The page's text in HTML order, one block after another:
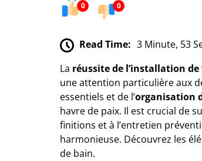
0 0
Read Time: 3 Minute, 53
La réussite de l’installation
une attention particulière aux
essentiels et de l’organisation
havre de paix. Il est crucial de
finitions et à l’entretien
harmonieuse. Découvrez les
de bain.